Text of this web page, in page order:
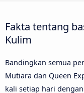
Fakta tentang
Kulim
Bandingkan semua
Mutiara dan Queen
kali setiap hari